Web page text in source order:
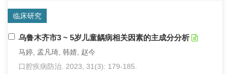
临床研究
乌鲁木齐市3 ~ 5岁儿童龋病相关因素的主成分分析
马婷, 孟凡琦, 韩婧, 赵今
口腔疾病防治. 2023, 31(3): 179-185.